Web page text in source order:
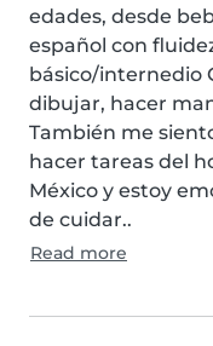
edades, desde
español con
básico/internedio
dibujar, hacer
También me
hacer tareas del
México y estoy
de cuidar..
Read more